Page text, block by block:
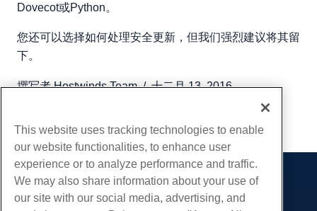
Dovecot或Python。
您还可以选择如何处理安全更新，但我们强烈建议将其留
下。
撰写者 Hostwinds Team/十二月 13, 2016
产品展示
This website uses tracking technologies to enable
our website functionalities, to enhance user
experience or to analyze performance and traffic.
We may also share information about your use of
our site with our social media, advertising, and